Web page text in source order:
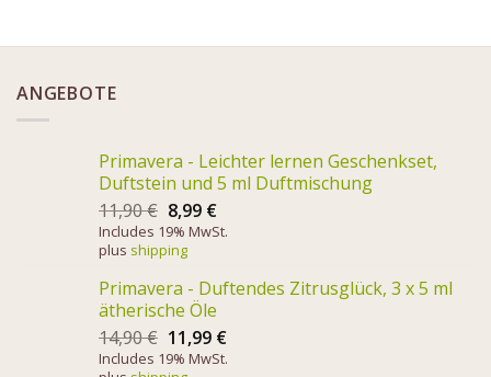
ANGEBOTE
Primavera - Leichter lernen Geschenkset,
Duftstein und 5 ml Duftmischung
11,90€ 8,99 €
Includes 19% MwSt.
plus shipping
Primavera - Duftendes Zitrusglück, 3 x 5 ml
ätherische Öle
14,90€ 11,99 €
Includes 19% MwSt.